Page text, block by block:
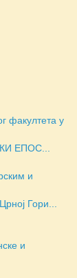
факултета у
ЕПОС...
и
Гори...
и